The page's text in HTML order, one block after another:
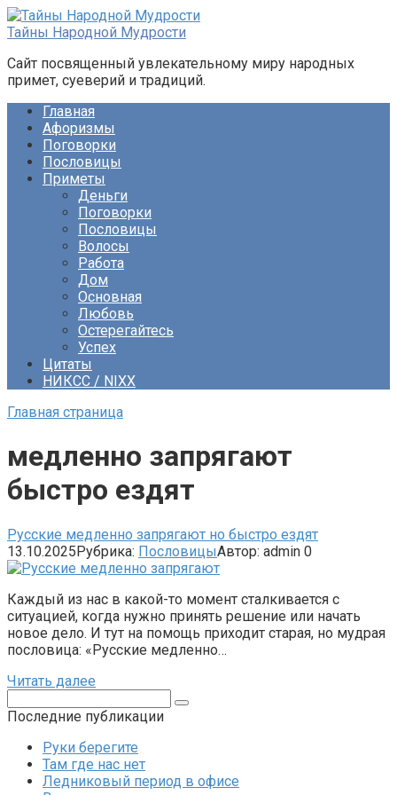
Перейти
к
Тайны Народной Мудрости
Сайт посвященный увлекательному миру народных
примет, суеверий и традиций.
Главная
Афоризмы
Поговорки
Пословицы
Приметы
Деньги
Поговорки
Пословицы
Волосы
Работа
Дом
Основная
Любовь
Остерегайтесь
Успех
Цитаты
НИКСС / NIXX
Главная страница
медленно запрягают
быстро ездят
Русские медленно запрягают но быстро ездят
13.10.2025Рубрика: ПословицыАвтор: admin 0
Каждый из нас в какой-то момент сталкивается с
ситуацией, когда нужно принять решение или начать
новое дело. И тут на помощь приходит старая, но мудрая
пословица: «Русские медленно…
Читать далее
Последние публикации
Руки берегите
Там где нас нет
Ледниковый период в офисе